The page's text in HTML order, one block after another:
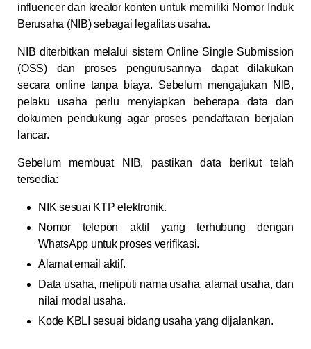
influencer dan kreator konten untuk memiliki Nomor Induk
Berusaha (NIB) sebagai legalitas usaha.
NIB diterbitkan melalui sistem Online Single Submission
(OSS) dan proses pengurusannya dapat dilakukan
secara online tanpa biaya. Sebelum mengajukan NIB,
pelaku usaha perlu menyiapkan beberapa data dan
dokumen pendukung agar proses pendaftaran berjalan
lancar.
Sebelum membuat NIB, pastikan data berikut telah
tersedia:
NIK sesuai KTP elektronik.
Nomor telepon aktif yang terhubung dengan
WhatsApp untuk proses verifikasi.
Alamat email aktif.
Data usaha, meliputi nama usaha, alamat usaha, dan
nilai modal usaha.
Kode KBLI sesuai bidang usaha yang dijalankan.